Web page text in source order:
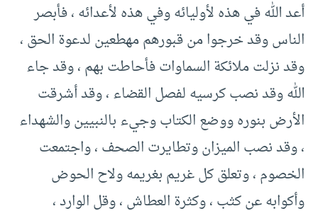
أعد الله في هذه لأوليائه وفي هذه لأعدائه ، فأبصر
الناس وقد خرجوا من قبورهم مهطعين لدعوة الحق ،
وقد نزلت ملائكة السماوات فأحاطت بهم ، وقد جاء
الله وقد نصب كرسيه لفصل القضاء ، وقد أشرقت
الأرض بنوره ووضع الكتاب وجيء بالنبيين والشهداء
، وقد نصب الميزان وتطايرت الصحف ، واجتمعت
الخصوم ، وتعلق كل غريم بغريمه ولاح الحوض
وأكوابه عن كثب ، وكثرة العطاش ، وقل الوارد ،